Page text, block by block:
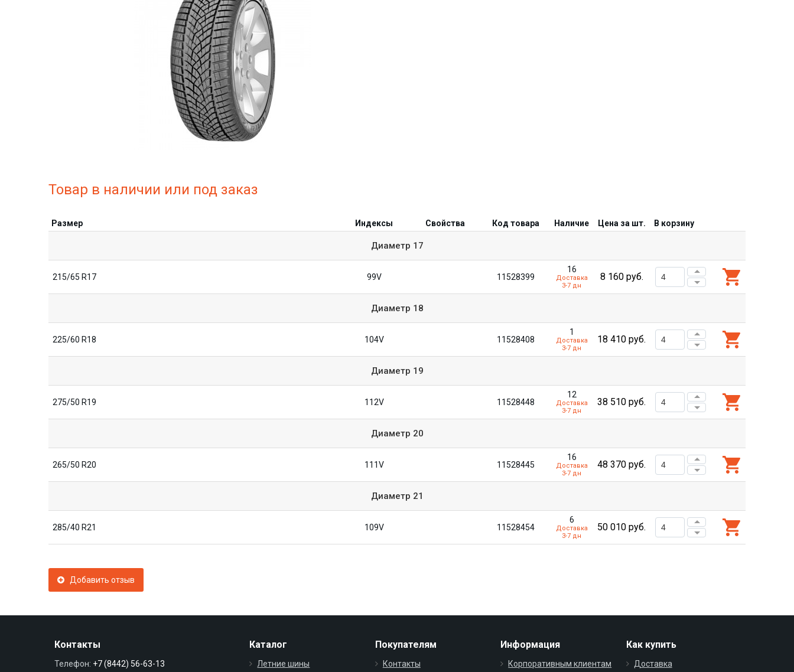
Товар в наличии или под заказ
Размер Индексы Свойства Код товара Наличие Цена за шт. В корзину
Диаметр 17
215/65 R17 99V 11528399
16
Доставка
3-7 дн
8 160 руб.
Диаметр 18
225/60 R18 104V 11528408
1
Доставка
3-7 дн
18 410 руб.
Диаметр 19
275/50 R19 112V 11528448
12
Доставка
3-7 дн
38 510 руб.
Диаметр 20
265/50 R20 111V 11528445
16
Доставка
3-7 дн
48 370 руб.
Диаметр 21
285/40 R21 109V 11528454
6
Доставка
3-7 дн
50 010 руб.
Добавить отзыв
Контакты
Телефон: +7 (8442) 56-63-13
Каталог
Летние шины
Покупателям
Контакты
Информация
Корпоративным клиентам
Как купить
Доставка